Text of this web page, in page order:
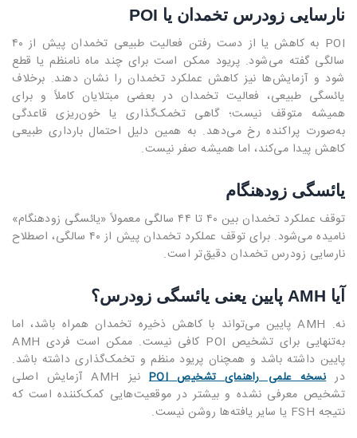
نارسایی زودرس تخمدان یا POI
POI به کاهش یا از دست رفتن فعالیت طبیعی تخمدان پیش از ۴۰
سالگی گفته می‌شود. پریود ممکن است برای چند ماه نامنظم یا قطع
شود و آزمایش‌ها نیز کاهش عملکرد تخمدان را نشان دهند. برخلاف
یائسگی طبیعی، فعالیت تخمدان در بعضی مبتلایان کاملاً و برای
همیشه متوقف نیست؛ گاهی تخمک‌گذاری یا خون‌ریزی قاعدگی
به‌صورت پراکنده رخ می‌دهد. به همین دلیل احتمال بارداری طبیعی
کاهش پیدا می‌کند، اما همیشه صفر نیست.
یائسگی زودهنگام
توقف عملکرد تخمدان بین ۴۰ تا ۴۴ سالگی معمولاً «یائسگی زودهنگام»
نامیده می‌شود. برای توقف عملکرد تخمدان پیش از ۴۰ سالگی، اصطلاح
نارسایی زودرس تخمدان دقیق‌تر است.
آیا AMH پایین یعنی یائسگی زودرس؟
نه. AMH پایین می‌تواند با کاهش ذخیره تخمدان همراه باشد، اما
به‌تنهایی برای تشخیص POI کافی نیست. ممکن است فردی AMH
پایین داشته باشد و همچنان پریود منظم و تخمک‌گذاری داشته باشد.
درنسخه علمی راهنمای تشخیص POI
نیز AMH آزمایش اصلی
تشخیص معرفی نشده و بیشتر در موقعیت‌هایی کمک‌کننده است که
نتیجه FSH یا سایر یافته‌ها روشن نیست.